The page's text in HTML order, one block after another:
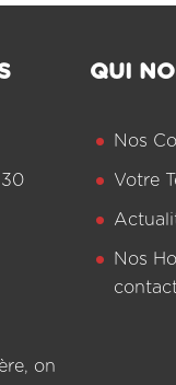
on
QUI
Nos
Votre
Nos